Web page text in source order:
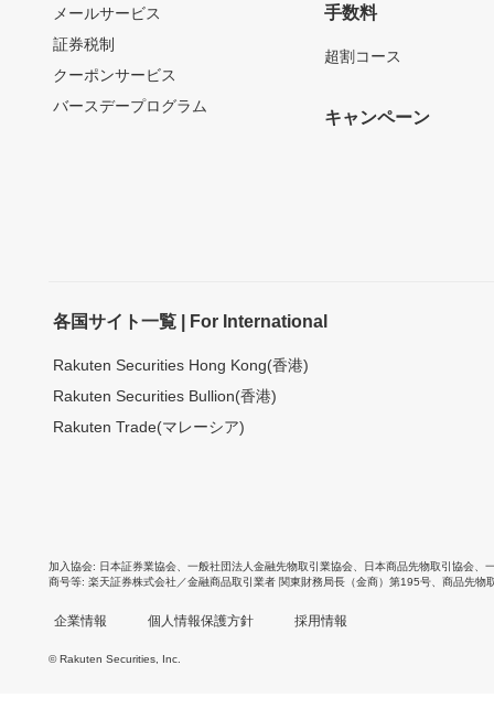
メールサービス
証券税制
クーポンサービス
バースデープログラム
手数料
超割コース
キャンペーン
各国サイト一覧 | For International
Rakuten Securities Hong Kong(香港)
Rakuten Securities Bullion(香港)
Rakuten Trade(マレーシア)
加入協会 日本証券業協会 一般社団法人金融先物取引業協会 日本商品先物取引協会
商号等 楽天証券株式会社／金融商品取引業者 関東財務局長（金商）第195号、商品先物
企業情報 個人情報保護方針 採用情報
© Rakuten Securities, Inc.